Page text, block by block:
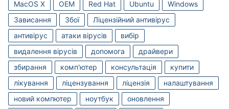
MacOS X
OEM Red Hat Ubuntu
Windows
Зависання
Збої
Ліцензійний антивірус
антивірус
атаки вірусів
вибір
видалення вірусів
допомога
драйвери
збирання
комп'ютер консультація
купити
лікування
ліцензування ліцензія
налаштування
новий компютер
ноутбук
оновлення